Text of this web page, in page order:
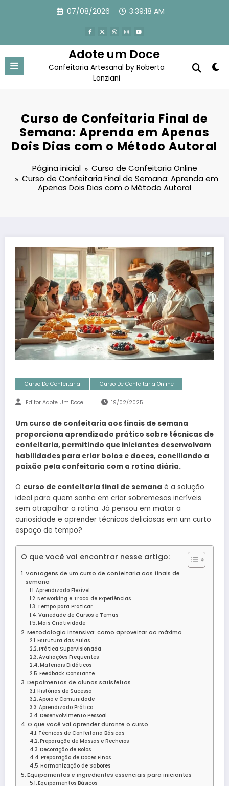
07/08/2026 3:39:19 AM
Adote um Doce
Confeitaria Artesanal by Roberta
Lanziani
Curso de Confeitaria Final de
Semana: Aprenda em Apenas
Dois Dias com o Método Autoral
Página inicial
Curso de Confeitaria Online
Curso de Confeitaria Final de Semana: Aprenda em
Apenas Dois Dias com o Método Autoral
Curso De Confeitaria Curso De Confeitaria Online
Editor Adote Um Doce 19/02/2025
Um curso de confeitaria aos finais de semana
proporciona aprendizado prático sobre técnicas de
confeitaria, permitindo que iniciantes desenvolvam
habilidades para criar bolos e doces, conciliando a
paixão pela confeitaria com a rotina diária.
O curso de confeitaria final de semana é a solução
ideal para quem sonha em criar sobremesas incríveis
sem atrapalhar a rotina. Já pensou em matar a
curiosidade e aprender técnicas deliciosas em um curto
espaço de tempo?
O que você vai encontrar nesse artigo:
Vantagens de um curso de confeitaria aos finais de
semana
Aprendizado Flexível
Networking e Troca de Experiências
Tempo para Praticar
Variedade de Cursos e Temas
Mais Criatividade
Metodologia intensiva: como aproveitar ao máximo
Estrutura das Aulas
Prática Supervisionada
Avaliações Frequentes
Materiais Didáticos
Feedback Constante
Depoimentos de alunos satisfeitos
Histórias de Sucesso
Apoio e Comunidade
Aprendizado Prático
Desenvolvimento Pessoal
O que você vai aprender durante o curso
Técnicas de Confeitaria Básicas
Preparação de Massas e Recheios
Decoração de Bolos
Preparação de Doces Finos
Harmonização de Sabores
Equipamentos e ingredientes essenciais para iniciantes
Equipamentos Básicos